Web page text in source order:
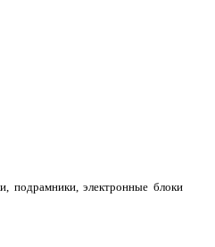
подрамники, электронные блоки